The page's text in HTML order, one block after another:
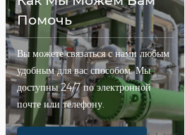
Помочь
Вы можете связаться с нами любым
удобным для вас способом. Мы
доступны 24/7 по электронной
почте или телефону.